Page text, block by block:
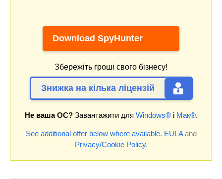
Download SpyHunter
Збережіть гроші свого бізнесу!
Знижка на кілька ліцензій
Не ваша ОС?Завантажити для Windows®і Мак®.
See additional offer below where available. EULAand
Privacy/Cookie Policy.